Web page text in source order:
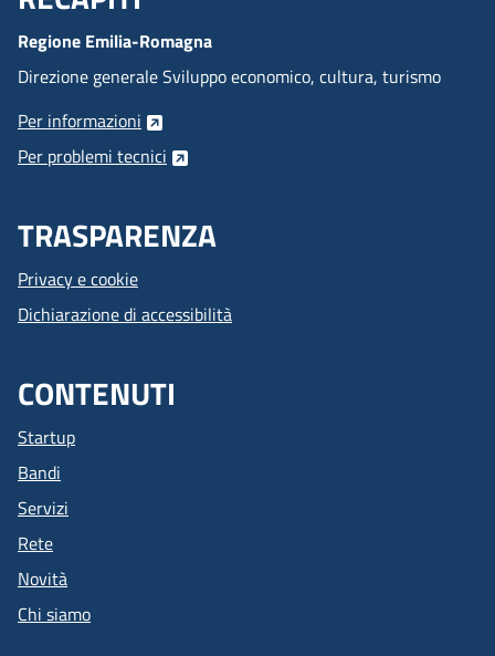
Regione Emilia-Romagna
Direzione generale Sviluppo economico, cultura, turismo
Per informazioni
Per problemi tecnici
TRASPARENZA
Privacy e cookie
Dichiarazione di accessibilità
CONTENUTI
Startup
Bandi
Servizi
Rete
Novità
Chi siamo